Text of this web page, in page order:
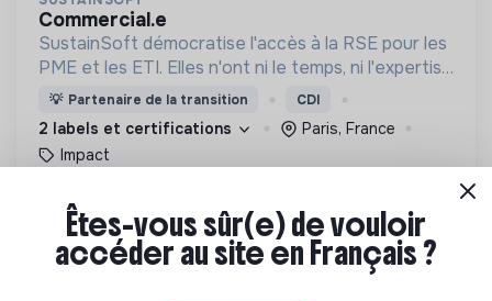
commercial.e
SustainSoft démocratise l'accès à la RSE pour les
PME et les ETI. Elles n'ont ni le temps, ni l'expertise
pour répondre aux questions RSE de leurs clients
et employés ou des réglementations (CSRD...).
💡 Partenaire de la transition CDI
2 labels et certifications
Paris, France
Impact
FORMATION
Êtes-vous sûr(e) de vouloir
accéder au site en Français ?